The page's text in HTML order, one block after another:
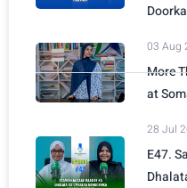
03 Aug
More
at
28 Jul
E47.